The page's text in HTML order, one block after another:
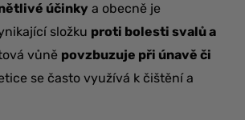
účinky a obecně je
složku proti bolesti svalů a
vůně povzbuzuje při únavě či
se často využívá k čištění a